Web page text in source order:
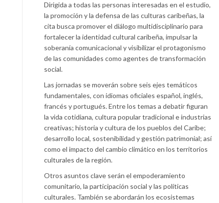
Dirigida a todas las personas interesadas en el estudio,
la promoción y la defensa de las culturas caribeñas, la
cita busca promover el diálogo multidisciplinario para
fortalecer la identidad cultural caribeña, impulsar la
soberanía comunicacional y visibilizar el protagonismo
de las comunidades como agentes de transformación
social.
Las jornadas se moverán sobre seis ejes temáticos
fundamentales, con idiomas oficiales español, inglés,
francés y portugués. Entre los temas a debatir figuran
la vida cotidiana, cultura popular tradicional e industrias
creativas; historia y cultura de los pueblos del Caribe;
desarrollo local, sostenibilidad y gestión patrimonial; así
como el impacto del cambio climático en los territorios
culturales de la región.
Otros asuntos clave serán el empoderamiento
comunitario, la participación social y las políticas
culturales. También se abordarán los ecosistemas